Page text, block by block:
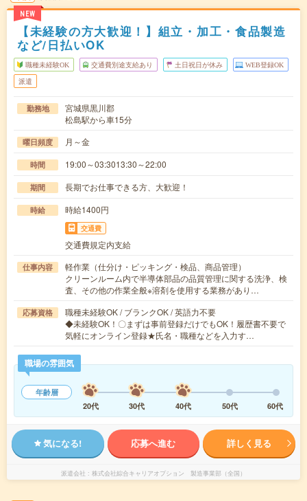
NEW
【未経験の方大歓迎！】組立・加工・食品製造
など/日払いOK
職種未経験OK 交通費別途支給あり 土日祝日が休み WEB登録OK
派遣
勤務地
宮城県黒川郡
松島駅から車15分
曜日頻度 月～金
時間 19:00～03:3013:30～22:00
期間 長期でお仕事できる方、大歓迎！
時給 時給1400円
交通費
交通費規定内支給
仕事内容
軽作業（仕分け・ピッキング・検品、商品管理）
クリーンルーム内で半導体部品の品質管理に関する洗浄、検
査、その他の作業全般※溶剤を使用する業務があり…
応募資格
職種未経験OK / ブランクOK / 英語力不要
◆未経験OK！〇まずは事前登録だけでもOK！履歴書不要で
気軽にオンライン登録★氏名・職種などを入力す…
職場の雰囲気
年齢層
20代
30代 40代 50代 60代
気になる! 応募へ進む 詳しく見る
派遣会社 株式会社綜合キャリアオプション 製造事業部（全国）